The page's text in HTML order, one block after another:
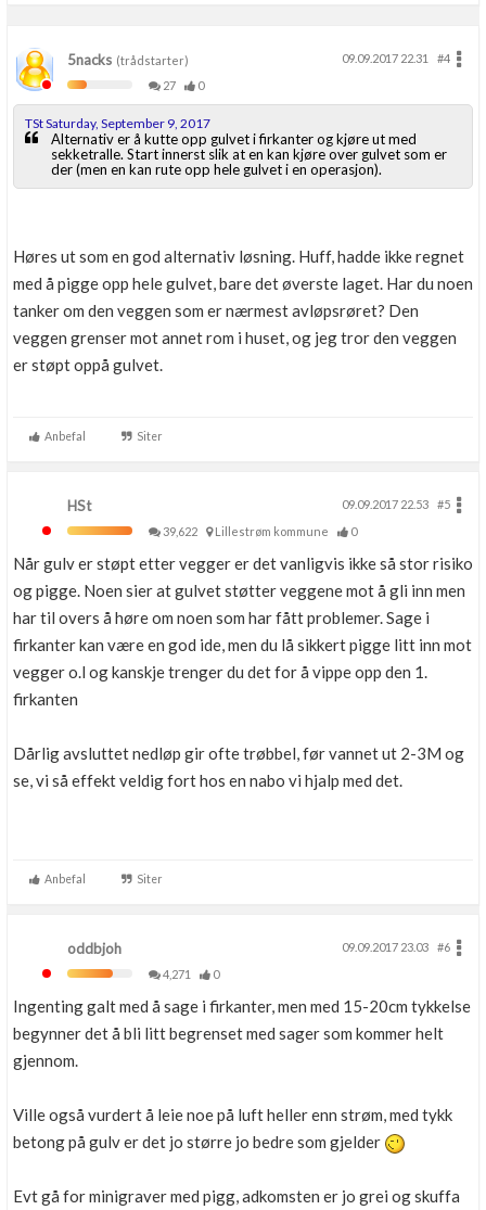
5nacks (trådstarter) 09.09.2017 22.31
#4
27
0
TSt Saturday, September 9, 2017
Alternativ er å kutte opp gulvet i firkanter og kjøre ut med
sekketralle. Start innerst slik at en kan kjøre over gulvet som er
der (men en kan rute opp hele gulvet i en operasjon).
Høres ut som en god alternativ løsning. Huff, hadde ikke regnet
med å pigge opp hele gulvet, bare det øverste laget. Har du noen
tanker om den veggen som er nærmest avløpsrøret? Den
veggen grenser mot annet rom i huset, og jeg tror den veggen
er støpt oppå gulvet.
Anbefal Siter
HSt 09.09.2017 22.53
#5
39,622
Lillestrøm kommune 0
Når gulv er støpt etter vegger er det vanligvis ikke så stor risiko
og pigge. Noen sier at gulvet støtter veggene mot å gli inn men
har til overs å høre om noen som har fått problemer. Sage i
firkanter kan være en god ide, men du lå sikkert pigge litt inn mot
vegger o.l og kanskje trenger du det for å vippe opp den 1.
firkanten
Dårlig avsluttet nedløp gir ofte trøbbel, før vannet ut 2-3M og
se, vi så effekt veldig fort hos en nabo vi hjalp med det.
Anbefal Siter
oddbjoh 09.09.2017 23.03
#6
4,271
0
Ingenting galt med å sage i firkanter, men med 15-20cm tykkelse
begynner det å bli litt begrenset med sager som kommer helt
gjennom.
Ville også vurdert å leie noe på luft heller enn strøm, med tykk
betong på gulv er det jo større jo bedre som gjelder
Evt gå for minigraver med pigg, adkomsten er jo grei og skuffa